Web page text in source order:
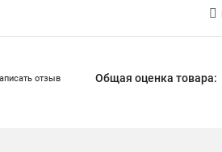
отзыв Общая оценка товара: